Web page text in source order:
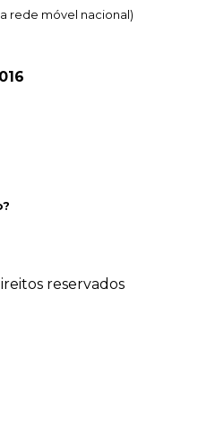
rede móvel nacional)
reservados